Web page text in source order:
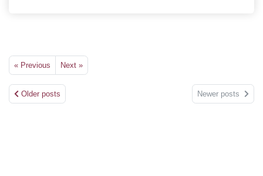
« Previous Next »
Older posts Newer posts